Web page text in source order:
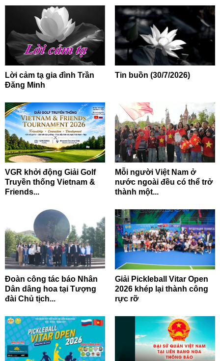
Lời cảm tạ gia đình Trần
Đăng Minh
Tin buồn (30/7/2026)
VGR khởi động Giải Golf
Truyền thống Vietnam &
Friends...
Mỗi người Việt Nam ở
nước ngoài đều có thể trở
thành một...
Đoàn công tác báo Nhân
Dân dâng hoa tại Tượng
đài Chủ tịch...
Giải Pickleball Vitar Open
2026 khép lại thành công
rực rỡ